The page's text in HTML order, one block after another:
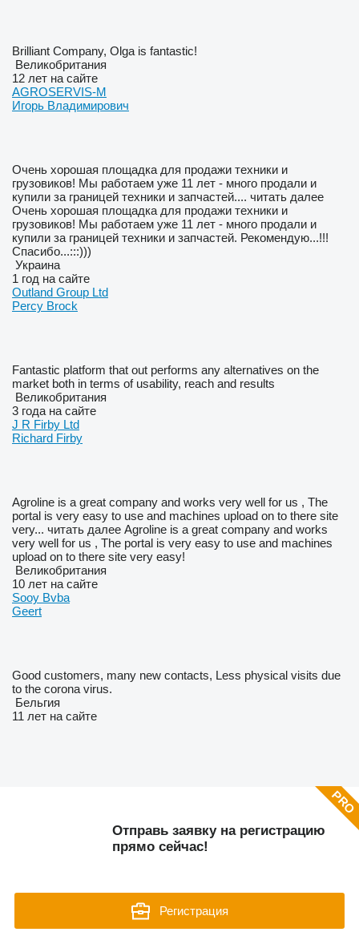
Brilliant Company, Olga is fantastic!
Великобритания
12 лет на сайте
AGROSERVIS-M
Игорь Владимирович
Очень хорошая площадка для продажи техники и
грузовиков! Мы работаем уже 11 лет - много продали и
купили за границей техники и запчастей.... читать далее
Очень хорошая площадка для продажи техники и
грузовиков! Мы работаем уже 11 лет - много продали и
купили за границей техники и запчастей. Рекомендую...!!!
Спасибо...:::)))
Украина
1 год на сайте
Outland Group Ltd
Percy Brock
Fantastic platform that out performs any alternatives on the
market both in terms of usability, reach and results
Великобритания
3 года на сайте
J R Firby Ltd
Richard Firby
Agroline is a great company and works very well for us , The
portal is very easy to use and machines upload on to there site
very... читать далее Agroline is a great company and works
very well for us , The portal is very easy to use and machines
upload on to there site very easy!
Великобритания
10 лет на сайте
Sooy Bvba
Geert
Good customers, many new contacts, Less physical visits due
to the corona virus.
Бельгия
11 лет на сайте
Отправь заявку на регистрацию
прямо сейчас!
Регистрация